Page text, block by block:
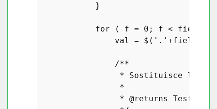
            }
for ( f = 0 ; f < fields.
                val = $(
'.'
/**
* Sostituisce
                 *
                 *
@returns
Testo